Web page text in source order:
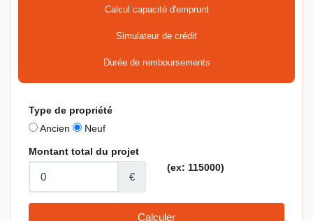
Calcul capacité d'emprunt
Simulateur de crédit
Durée de remboursements